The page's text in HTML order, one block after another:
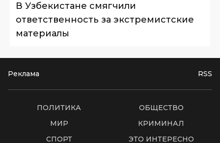
В Узбекистане смягчили
ответственность за экстремистские
материалы
Реклама RSS
ПОЛИТИКА
ОБЩЕСТВО
МИР
КРИМИНАЛ
СПОРТ
ЭТО ИНТЕРЕСНО